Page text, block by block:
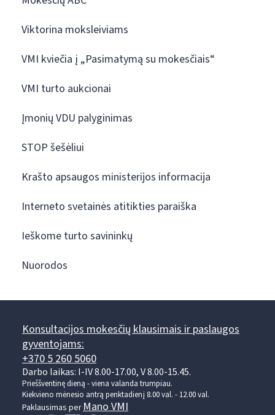
Viktorina moksleiviams
VMI kviečia į „Pasimatymą su mokesčiais“
VMI turto aukcionai
Įmonių VDU palyginimas
STOP šešėliui
Krašto apsaugos ministerijos informacija
Interneto svetainės atitikties paraiška
Ieškome turto savininkų
Nuorodos
Konsultacijos mokesčių klausimais ir paslaugos
gyventojams:
+370 5 260 5060
Darbo laikas: I-IV 8.00-17.00, V 8.00-15.45.
Prieššventinę dieną - viena valanda trumpiau.
Kiekvieno mėnesio antrą penktadienį 8.00 val. - 12.00 val.
Paklausimas per Mano VMI